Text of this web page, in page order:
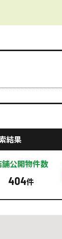
結果
舗公開物件数
404件